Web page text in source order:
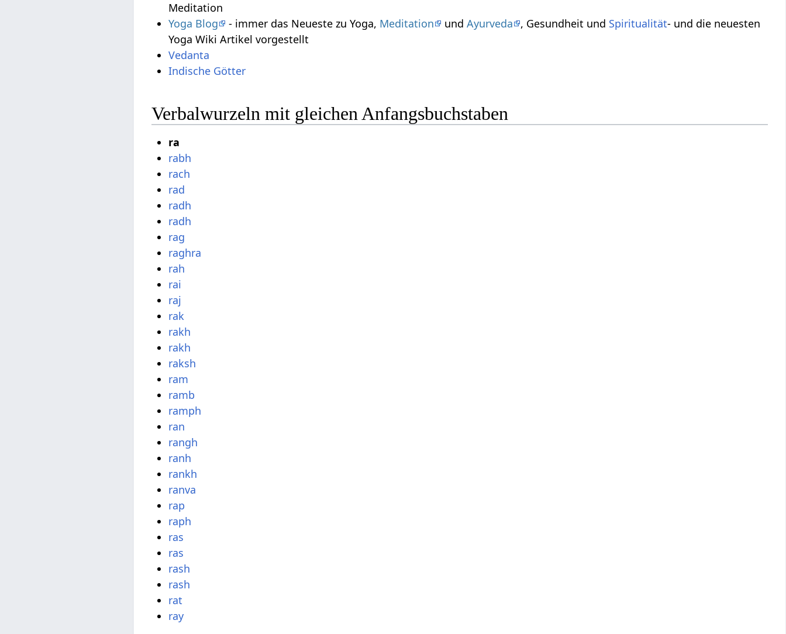
Meditation
Yoga Blog
- immer das Neueste zu Yoga, Meditation undAyurveda , Gesundheit und Spiritualität- und die neuesten
Yoga Wiki Artikel vorgestellt
Vedanta
Indische Götter
Verbalwurzeln mit gleichen Anfangsbuchstaben
ra
rabh
rach
rad
radh
radh
rag
raghra
rah
rai
raj
rak
rakh
rakh
raksh
ram
ramb
ramph
ran
rangh
ranh
rankh
ranva
rap
raph
ras
ras
rash
rash
rat
ray